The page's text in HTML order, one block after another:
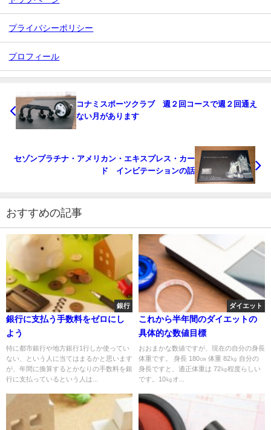
プライバシーポリシー
プロフィール
コナミスポーツクラブ 週２回コースで週２回通え
ない月があります
セゾンプラチナ・アメリカン・エキスプレス・カー
ド インビテーションの話
おすすめの記事
銀行
銀行に支払う手数料をゼロにし
よう
特に都市銀行や地方銀行1行しか使ってい
ない、という人に当てはまるかと思います
が、年間に換算するとかなりの手数料を銀
行に支払っているという人は...
ダイエット
これから半年間のダイエットの
具体的な数値目標
おおまかな数値ですが、現在の自分の身長
体重です。 身長 180㎝ 体重 82㎏ 自分の
身長ですと、適正体重は 72㎏程度らしい
です。10㎏オ...